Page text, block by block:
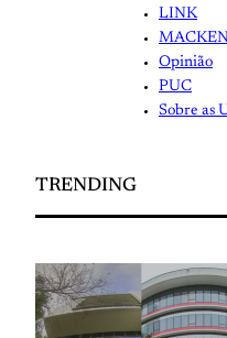
LINK
Opinião
PUC
Sobre as
TRENDING